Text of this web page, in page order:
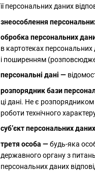
її персональних даних
знеособлення
обробка персональних
в картотеках
і поширенням
персональні дані —
розпорядник бази
ці дані. Не є
роботи технічного
суб’єкт персональних
третя особа —будь-яка
державного органу з
персональних даних